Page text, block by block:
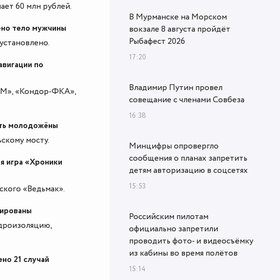
60 млн рублей.
тело мужчины
по
М», «Кондор-ФКА»,
молодожёны
мосту.
игра «Хроники
«Ведьмак».
21 случай
В Мурманске на Морском
вокзале 8 августа пройдёт
Рыбафест 2026
17:20
Владимир Путин провел
совещание с членами Совбеза
16:38
Минцифры опровергло
сообщения о планах запретить
детям авторизацию в соцсетях
15:53
Российским пилотам
официально запретили
проводить фото- и видеосъёмку
из кабины во время полётов
15:14